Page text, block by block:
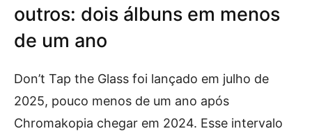
outros: dois álbuns em menos
de um ano
Don’t Tap the Glass foi lançado em julho de
2025, pouco menos de um ano após
Chromakopia chegar em 2024. Esse intervalo